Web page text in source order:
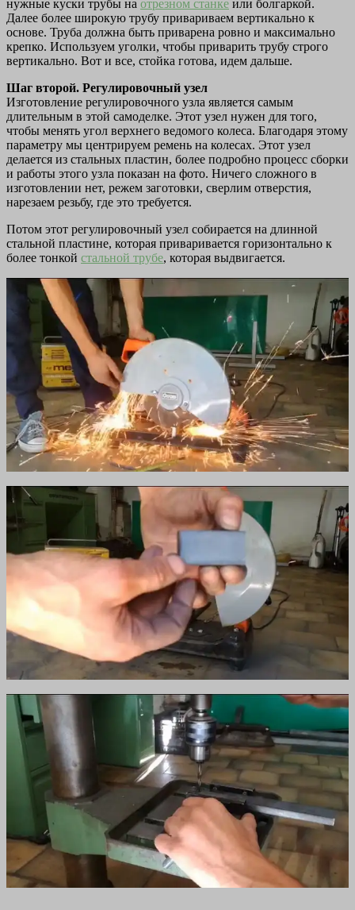
нужные куски трубы на отрезном станке или болгаркой.
Далее более широкую трубу привариваем вертикально к
основе. Труба должна быть приварена ровно и максимально
крепко. Используем уголки, чтобы приварить трубу строго
вертикально. Вот и все, стойка готова, идем дальше.
Шаг второй. Регулировочный узел
Изготовление регулировочного узла является самым
длительным в этой самоделке. Этот узел нужен для того,
чтобы менять угол верхнего ведомого колеса. Благодаря этому
параметру мы центрируем ремень на колесах. Этот узел
делается из стальных пластин, более подробно процесс сборки
и работы этого узла показан на фото. Ничего сложного в
изготовлении нет, режем заготовки, сверлим отверстия,
нарезаем резьбу, где это требуется.
Потом этот регулировочный узел собирается на длинной
стальной пластине, которая приваривается горизонтально к
более тонкой стальной трубе, которая выдвигается.